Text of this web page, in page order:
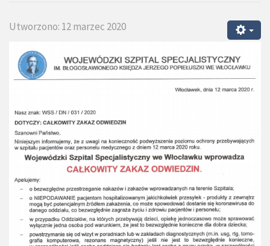
Utworzono: 12 marzec 2020